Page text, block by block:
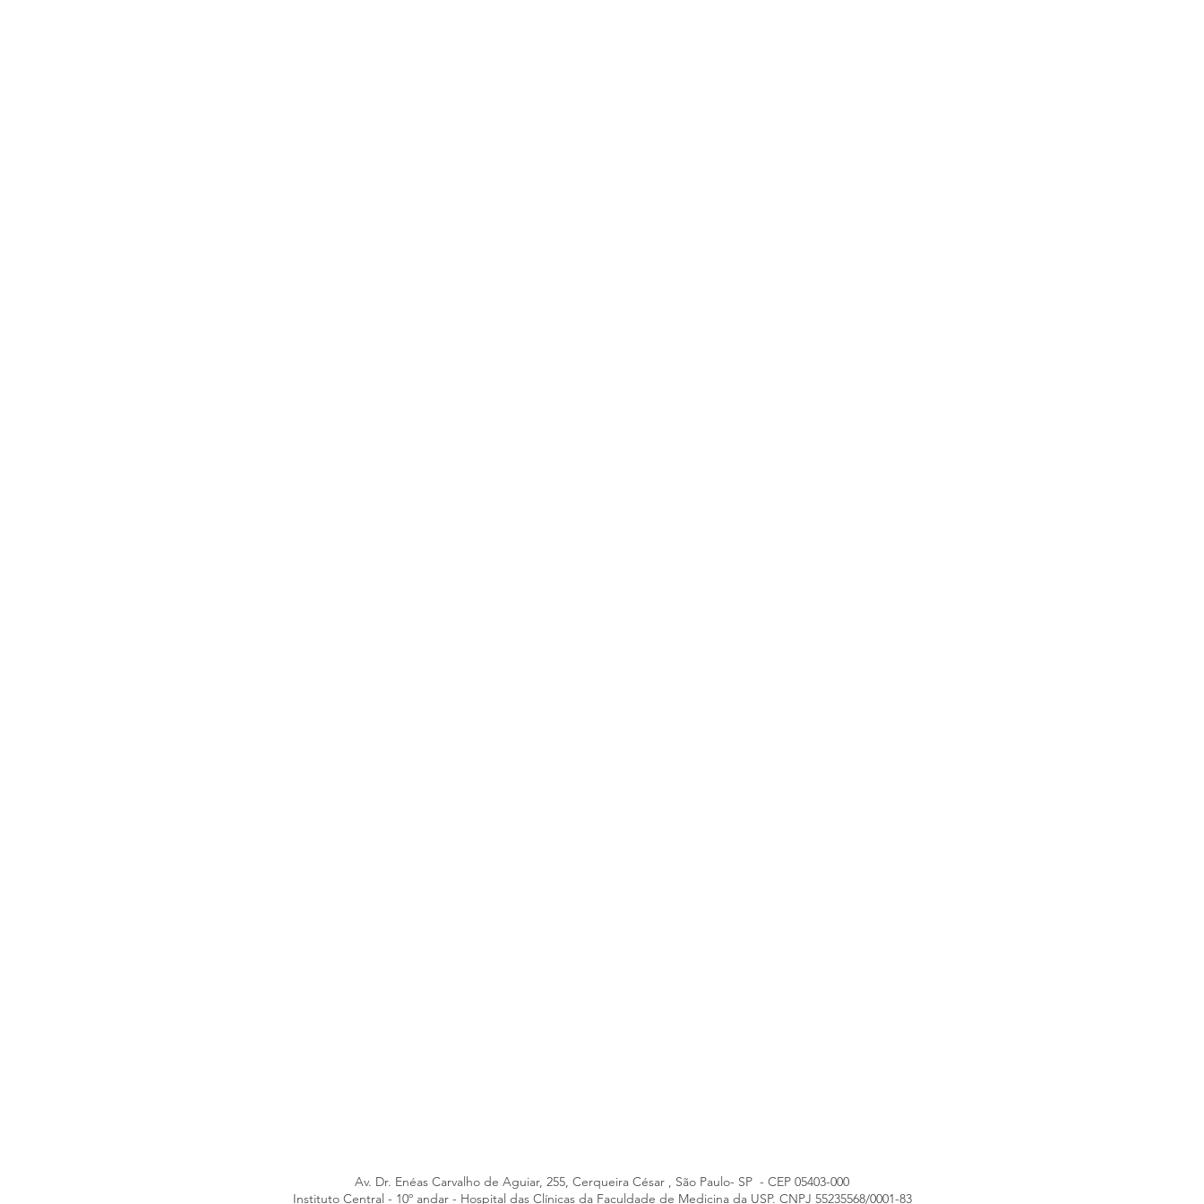
Av. Dr. Enéas Carvalho de Aguiar, 255, Cerqueira César , São Paulo- SP - CEP 05403-000
Instituto Central - 10º andar - Hospital das Clínicas da Faculdade de Medicina da USP. CNPJ 55235568/0001-83